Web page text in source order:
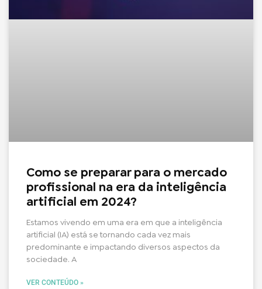
Como se preparar para o mercado
profissional na era da inteligência
artificial em 2024?
Estamos vivendo em uma era em que a inteligência
artificial (IA) está se tornando cada vez mais
predominante e impactando diversos aspectos da
sociedade. A
VER CONTEÚDO »